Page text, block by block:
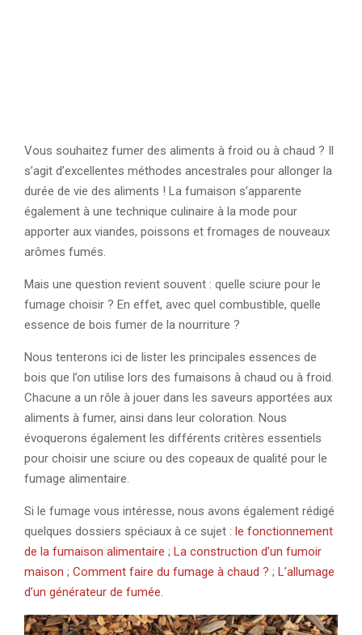
Vous souhaitez fumer des aliments à froid ou à chaud ? Il
s’agit d’excellentes méthodes ancestrales pour allonger la
durée de vie des aliments ! La fumaison s’apparente
également à une technique culinaire à la mode pour
apporter aux viandes, poissons et fromages de nouveaux
arômes fumés.
Mais une question revient souvent : quelle sciure pour le
fumage choisir ? En effet, avec quel combustible, quelle
essence de bois fumer de la nourriture ?
Nous tenterons ici de lister les principales essences de
bois que l’on utilise lors des fumaisons à chaud ou à froid.
Chacune a un rôle à jouer dans les saveurs apportées aux
aliments à fumer, ainsi dans leur coloration. Nous
évoquerons également les différents critères essentiels
pour choisir une sciure ou des copeaux de qualité pour le
fumage alimentaire.
Si le fumage vous intéresse, nous avons également rédigé
quelques dossiers spéciaux à ce sujet : le fonctionnement
de la fumaison alimentaire ; La construction d’un fumoir
maison ; Comment faire du fumage à chaud ? ; L’allumage
d’un générateur de fumée.